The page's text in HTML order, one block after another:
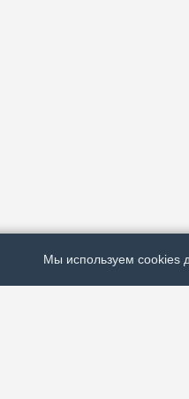
Мы используем cookies